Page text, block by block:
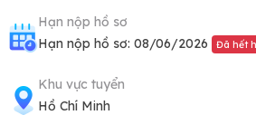
Hạn nộp hồ sơ
Hạn nộp hồ sơ: 08/06/2026
Đã hết
Khu vực tuyển
Hồ Chí Minh